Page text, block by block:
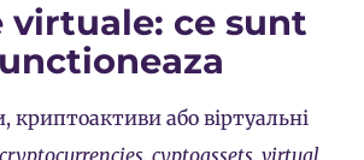
virtuale: ce sunt
або віртуальні